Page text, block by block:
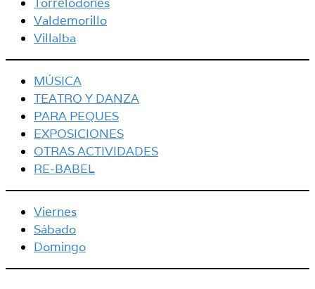
Valdemorillo
Villalba
MÚSICA
TEATRO Y DANZA
PARA PEQUES
EXPOSICIONES
OTRAS ACTIVIDADES
RE-BABEL
Viernes
Sábado
Domingo